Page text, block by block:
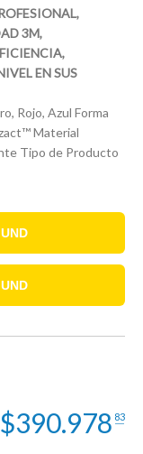
3M,
EN SUS
Rojo, Azul Forma
Material
Tipo de Producto
$390.978 83
$60.43340